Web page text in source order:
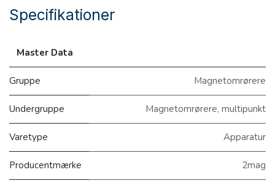
Specifikationer
Master Data
Gruppe Magnetomrørere
Undergruppe Magnetomrørere, multipunkt
Varetype Apparatur
Producentmærke 2mag